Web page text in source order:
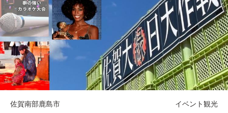
佐賀南部鹿島市 イベント観光